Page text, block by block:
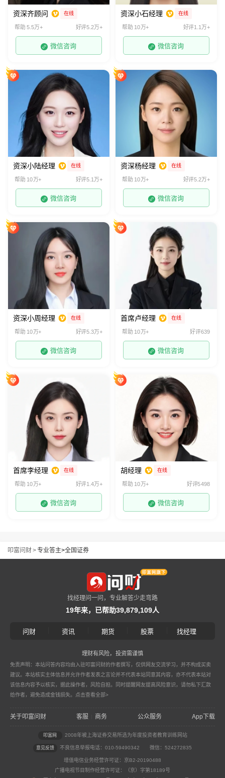
资深齐顾问 在线
帮助 5.5万+ 好评5.2万+
微信咨询
资深小石经理 在线
帮助 10万+ 好评1.1万+
微信咨询
资深小陆经理 在线
帮助 10万+ 好评5.1万+
微信咨询
资深杨经理 在线
帮助 10万+ 好评5.2万+
微信咨询
资深小周经理 在线
帮助 10万+ 好评5.3万+
微信咨询
首席卢经理 在线
帮助 10万+ 好评639
微信咨询
首席李经理 在线
帮助 10万+ 好评1.4万+
微信咨询
胡经理 在线
帮助 10万+ 好评5498
微信咨询
叩富问财>专业答主>全国证券
找经理问一问，专业解答少走弯路
19年来，已帮助39,879,109人
问财 资讯 期货 股票 找经理
理财有风险，投资需谨慎
免责声明：本站问答内容均由入驻叩富问财的作者撰写，仅供网友交流学习，并不构成买卖
建议。本站核实主体信息并允许作者发表之言论并不代表本站同意其内容，亦不代表本站对
该信息内容予以核实，据此操作者，风险自担。同时提醒网友提高风险意识，请勿私下汇款
给作者，避免造成金钱损失。 点击查看全部>
关于叩富问财 客服 商务 公众服务 App下载
叩富网 2008年被上海证券交易所选为年度投资者教育训练网站
意见反馈 不良信息举报电话：010-59490342 微信：524272835
增值电信业务经营许可证：京B2-20190488
广播电视节目制作经营许可证：（京）字第18189号